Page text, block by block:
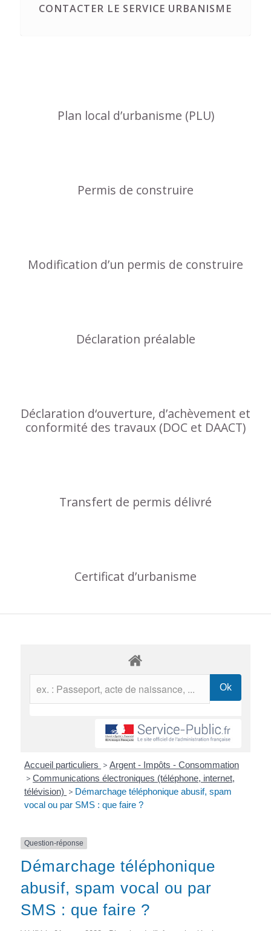
CONTACTER LE SERVICE URBANISME
Plan local d’urbanisme (PLU)
Permis de construire
Modification d’un permis de construire
Déclaration préalable
Déclaration d‘ouverture, d’achèvement et
conformité des travaux (DOC et DAACT)
Transfert de permis délivré
Certificat d’urbanisme
Accueil particuliers > Argent - Impôts - Consommation
> Communications électroniques (téléphone, internet,
télévision) > Démarchage téléphonique abusif, spam
vocal ou par SMS : que faire ?
Question-réponse
Démarchage téléphonique
abusif, spam vocal ou par
SMS : que faire ?